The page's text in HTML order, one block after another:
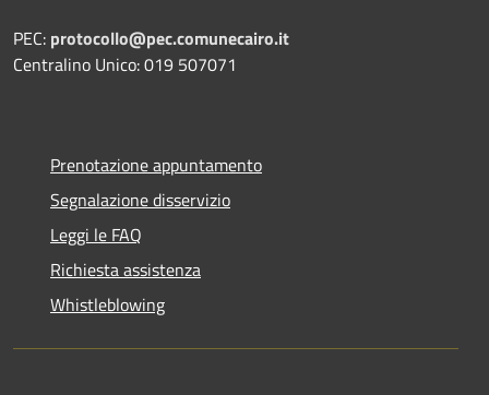
PEC: protocollo@pec.comunecairo.it
Centralino Unico: 019 507071
Prenotazione appuntamento
Segnalazione disservizio
Leggi le FAQ
Richiesta assistenza
Whistleblowing